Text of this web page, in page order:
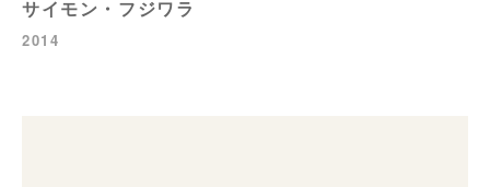
サイモン・フジワラ
2014